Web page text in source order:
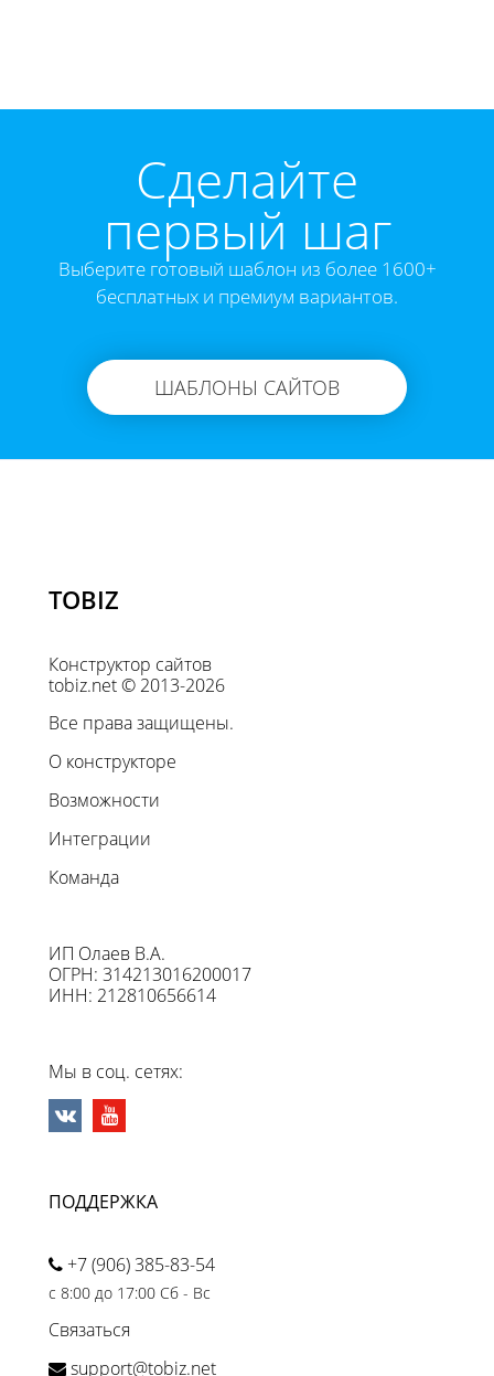
Cделайте
первый шаг
Выберите готовый шаблон из более 1600+
бесплатных и премиум вариантов.
ШАБЛОНЫ САЙТОВ
TOBIZ
Конструктор сайтов
tobiz.net © 2013-2026
Все права защищены.
О конструкторе
Возможности
Интеграции
Команда
ИП Олаев В.А.
ОГРН: 314213016200017
ИНН: 212810656614
Мы в соц. сетях:
ПОДДЕРЖКА
+7 (906) 385-83-54
с 8:00 до 17:00 Сб - Вс
Связаться
support@tobiz.net